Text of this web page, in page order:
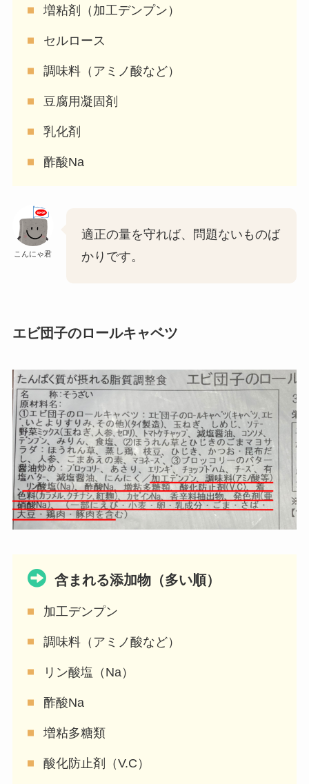
増粘剤（加工デンプン）
セルロース
調味料（アミノ酸など）
豆腐用凝固剤
乳化剤
酢酸Na
こんにゃ君
適正の量を守れば、問題ないものば
かりです。
エビ団子のロールキャベツ
含まれる添加物（多い順）
加工デンプン
調味料（アミノ酸など）
リン酸塩（Na）
酢酸Na
増粘多糖類
酸化防止剤（V.C）